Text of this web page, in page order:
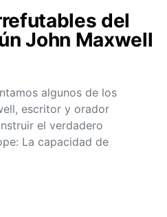
del
John Maxwell
algunos de los
escritor y orador
el verdadero
La capacidad de